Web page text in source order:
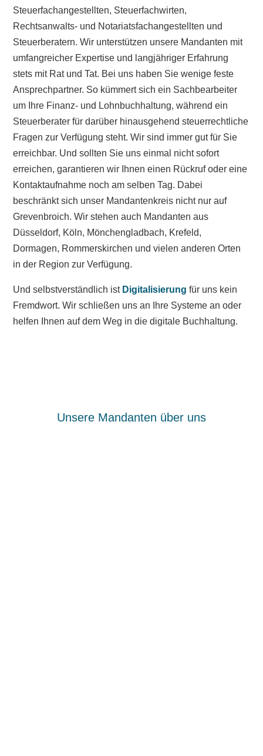
Steuerfachangestellten, Steuerfachwirten,
Rechtsanwalts- und Notariatsfachangestellten und
Steuerberatern. Wir unterstützen unsere Mandanten mit
umfangreicher Expertise und langjähriger Erfahrung
stets mit Rat und Tat. Bei uns haben Sie wenige feste
Ansprechpartner. So kümmert sich ein Sachbearbeiter
um Ihre Finanz- und Lohnbuchhaltung, während ein
Steuerberater für darüber hinausgehend steuerrechtliche
Fragen zur Verfügung steht. Wir sind immer gut für Sie
erreichbar. Und sollten Sie uns einmal nicht sofort
erreichen, garantieren wir Ihnen einen Rückruf oder eine
Kontaktaufnahme noch am selben Tag. Dabei
beschränkt sich unser Mandantenkreis nicht nur auf
Grevenbroich. Wir stehen auch Mandanten aus
Düsseldorf, Köln, Mönchengladbach, Krefeld,
Dormagen, Rommerskirchen und vielen anderen Orten
in der Region zur Verfügung.
Und selbstverständlich ist Digitalisierungfür uns kein
Fremdwort. Wir schließen uns an Ihre Systeme an oder
helfen Ihnen auf dem Weg in die digitale Buchhaltung.
Unsere Mandanten über uns